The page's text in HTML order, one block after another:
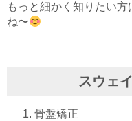
もっと細かく知りたい
ね〜
スウェ
骨盤矯正